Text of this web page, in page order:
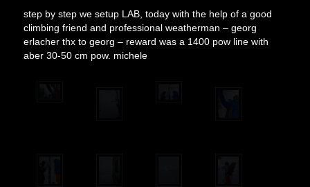
step by step we setup LAB, today with the help of a good
climbing friend and professional weatherman – georg
erlacher thx to georg – reward was a 1400 pow line with
aber 30-50 cm pow. michele